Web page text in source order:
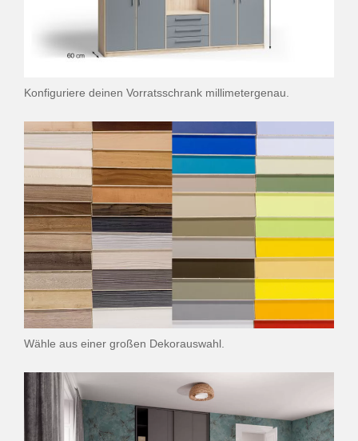
Konfiguriere deinen Vorratsschrank millimetergenau.
Wähle aus einer großen Dekorauswahl.